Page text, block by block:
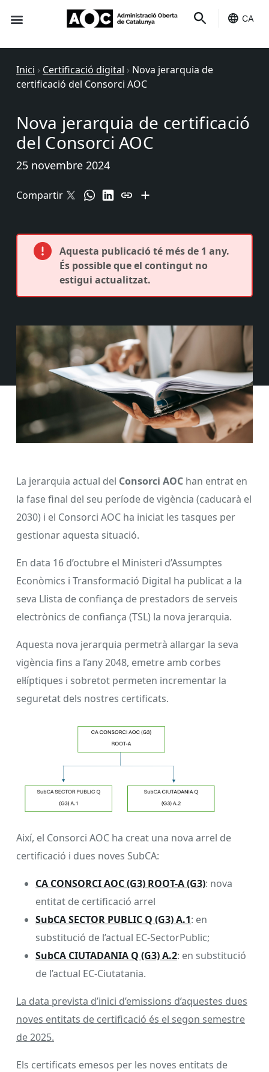
CA
Inici › Certificació digital › Nova jerarquia de
certificació del Consorci AOC
Nova jerarquia de certificació
del Consorci AOC
25 novembre 2024
Compartir
Aquesta publicació té més de 1 any.
És possible que el contingut no
estigui actualitzat.
La jerarquia actual del Consorci AOC han entrat en
la fase final del seu període de vigència (caducarà el
2030) i el Consorci AOC ha iniciat les tasques per
gestionar aquesta situació.
En data 16 d’octubre el Ministeri d’Assumptes
Econòmics i Transformació Digital ha publicat a la
seva Llista de confiança de prestadors de serveis
electrònics de confiança (TSL) la nova jerarquia.
Aquesta nova jerarquia permetrà allargar la seva
vigència fins a l’any 2048, emetre amb corbes
el·líptiques i sobretot permeten incrementar la
seguretat dels nostres certificats.
Així, el Consorci AOC ha creat una nova arrel de
certificació i dues noves SubCA:
CA CONSORCI AOC (G3) ROOT-A (G3): nova
entitat de certificació arrel
SubCA SECTOR PUBLIC Q (G3) A.1: en
substitució de l’actual EC-SectorPublic;
SubCA CIUTADANIA Q (G3) A.2: en substitució
de l’actual EC-Ciutatania.
La data prevista d’inici d’emissions d’aquestes dues
noves entitats de certificació és el segon semestre
de 2025.
Els certificats emesos per les noves entitats de